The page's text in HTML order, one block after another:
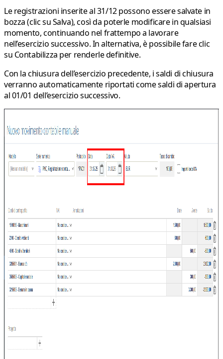
Le registrazioni inserite al 31/12 possono essere salvate in
bozza (clic su Salva), così da poterle modificare in qualsiasi
momento, continuando nel frattempo a lavorare
nell’esercizio successivo. In alternativa, è possibile fare clic
su Contabilizza per renderle definitive.
Con la chiusura dell’esercizio precedente, i saldi di chiusura
verranno automaticamente riportati come saldi di apertura
al 01/01 dell’esercizio successivo.